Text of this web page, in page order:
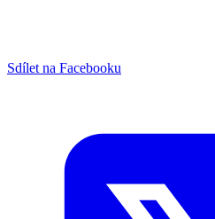
Sdílet na Facebooku